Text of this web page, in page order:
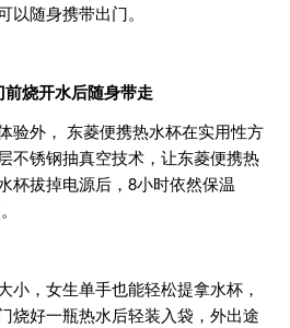
以随身携带出门。
烧开水后随身带走
外， 东菱便携热水杯在实用性方
不锈钢抽真空技术，让东菱便携热
杯拔掉电源后，8小时依然保温
，女生单手也能轻松提拿水杯，
烧好一瓶热水后轻装入袋，外出途